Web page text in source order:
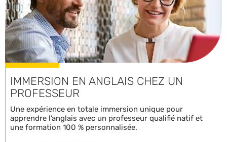
IMMERSION EN ANGLAIS CHEZ UN
PROFESSEUR
Une expérience en totale immersion unique pour
apprendre l’anglais avec un professeur qualifié natif et
une formation 100 % personnalisée.